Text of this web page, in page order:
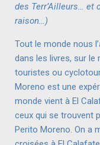
des Terr’Ailleurs… et
raison…)
Tout le monde nous
dans les livres, sur le
touristes ou
Moreno est une
monde vient à El
ceux qui se trouvent
Perito Moreno. On a